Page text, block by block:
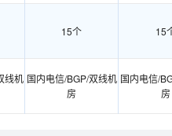
15个 15
线机 国内电信/BGP/双线机
房
国内电信/
房